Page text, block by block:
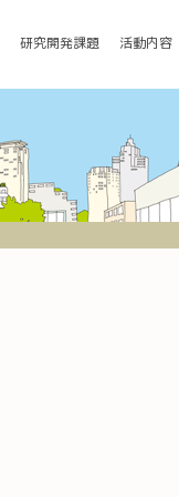
研究開発課題 活動内容